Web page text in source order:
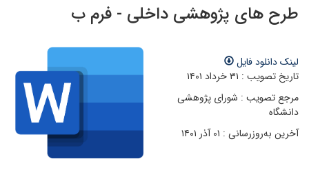
طرح های پژوهشی داخلی - فرم ب
لینک دانلود فایل
تاریخ تصویب : ۳۱ خرداد ۱۴۰۱
مرجع تصویب : شورای پژوهشی
دانشگاه
آخرین به‌روزرسانی : ۰۱ آذر ۱۴۰۱